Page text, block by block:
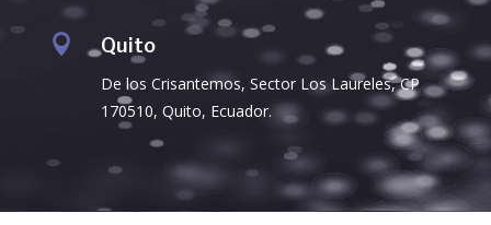
 Quito
De los Crisantemos, Sector Los Laureles, CP
170510, Quito, Ecuador.